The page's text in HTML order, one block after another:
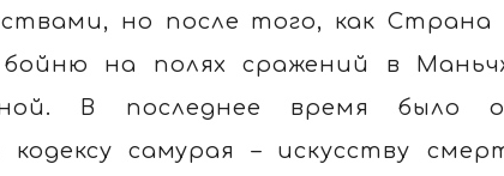
но после того, как Страна
на полях сражений в
В последнее время было
самурая – искусству